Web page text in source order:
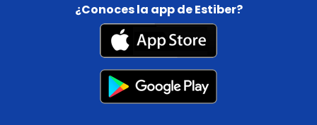
¿Conoces la app de Estiber?